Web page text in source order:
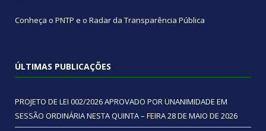
Conheça o PNTP e o Radar da Transparência Pública
ÚLTIMAS PUBLICAÇÕES
PROJETO DE LEI 002/2026 APROVADO POR UNANIMIDADE EM
SESSÃO ORDINÁRIA NESTA QUINTA – FEIRA 28 DE MAIO DE 2026